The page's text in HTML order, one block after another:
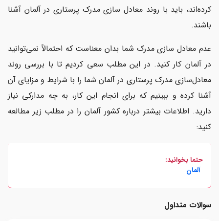
کرده‌اند، باید با روند معادل سازی مدرک پرستاری در آلمان آشنا
باشند.
عدم معادل سازی مدرک شما بدان معناست که احتمالاً نمی‌توانید
در آلمان کار کنید. در این مطلب سعی کردیم تا با بررسی روند
معادل‌سازی مدرک پرستاری در آلمان شما را با شرایط و مزایای آن
آشنا کرده و ببینیم که برای انجام این کار، به چه مدارکی نیاز
دارید. اطلاعات بیشتر درباره کشور آلمان را در مطلب زیر مطالعه
کنید:
حتما بخوانید:
آلمان
سوالات متداول